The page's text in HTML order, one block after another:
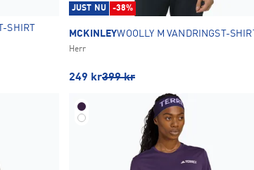
SHIRT
JUST NU -38%
MCKINLEYWOOLLY M VANDRINGST-SHIRT
Herr
249 kr399 kr